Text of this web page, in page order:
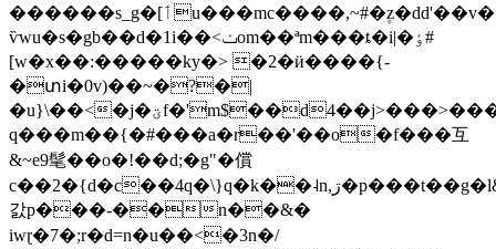
������s_g�[ٲu���mc����,~#�۪z�dd'��v���^�#�i
ѷwu�s�gb��d�1i��<ݖom��ªm���ȶ�i|�ٶ#
[w�x��:�����ky�> �2�ӥ����{-
�տi�0v)��~�?�|
�u}\��<�j�ؾf�'m$��d4��j>���>�����c�{�z)�^�zbqe��#t%'\?
q���m��{�#���a�r��'��o�f���互
&~e9髦��o�!��d;�g"�償
c��2�{d�c��4q�\}q�k��˨n,ڗ�p���t��g�l&p�׹���q��wu����dxِt�x3~���n*
갌p���-��n��&�
iwɽ�7�;r�d=n�u��<�3n�/